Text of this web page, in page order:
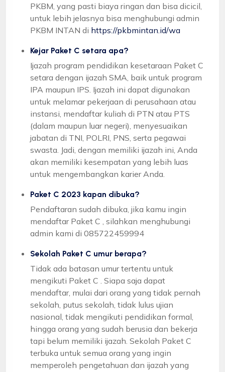
PKBM, yang pasti biaya ringan dan bisa dicicil,
untuk lebih jelasnya bisa menghubungi admin
PKBM INTAN di https://pkbmintan.id/wa
Kejar Paket C setara apa?
Ijazah program pendidikan kesetaraan Paket C
setara dengan ijazah SMA, baik untuk program
IPA maupun IPS. Ijazah ini dapat digunakan
untuk melamar pekerjaan di perusahaan atau
instansi, mendaftar kuliah di PTN atau PTS
(dalam maupun luar negeri), menyesuaikan
jabatan di TNI, POLRI, PNS, serta pegawai
swasta. Jadi, dengan memiliki ijazah ini, Anda
akan memiliki kesempatan yang lebih luas
untuk mengembangkan karier Anda.
Paket C 2023 kapan dibuka?
Pendaftaran sudah dibuka, jika kamu ingin
mendaftar Paket C , silahkan menghubungi
admin kami di 085722459994
Sekolah Paket C umur berapa?
Tidak ada batasan umur tertentu untuk
mengikuti Paket C . Siapa saja dapat
mendaftar, mulai dari orang yang tidak pernah
sekolah, putus sekolah, tidak lulus ujian
nasional, tidak mengikuti pendidikan formal,
hingga orang yang sudah berusia dan bekerja
tapi belum memiliki ijazah. Sekolah Paket C
terbuka untuk semua orang yang ingin
memperoleh pengetahuan dan ijazah yang